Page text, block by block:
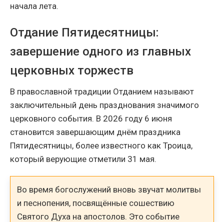
начала лета.
Отдание Пятидесятницы:
завершение одного из главных
церковных торжеств
В православной традиции Отданием называют
заключительный день празднования значимого
церковного события. В 2026 году 6 июня
становится завершающим днём праздника
Пятидесятницы, более известного как Троица,
который верующие отметили 31 мая.
Во время богослужений вновь звучат молитвы
и песнопения, посвящённые сошествию
Святого Духа на апостолов. Это событие